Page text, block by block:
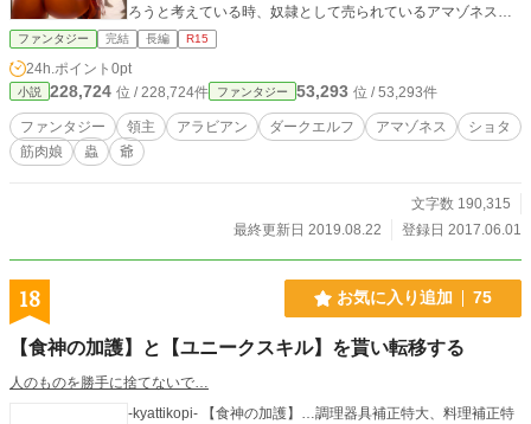
ろうと考えている時、奴隷として売られているアマゾネスの
ペルセネアを見つけて買い取るところから物語は始まりま
す。 男女比は７：３を目標にしております。 この話はダ
ークエルフの少年とアマゾネスの奴隷戦士の2人が交易都市エ
ルカバラードを舞台に活躍いたします。内容には蟲・奴隷・
略奪・拷問・虐殺など、非人道的、残虐なシーンが有ります
ので、苦手な方は読まれる際はご注意ください。
ファンタジー 完結 長編 R15
24h.ポイント 0pt
小説 228,724 位 / 228,724件 ファンタジー 53,293 位 / 53,293件
ファンタジー 領主 アラビアン ダークエルフ アマゾネス
ショタ
筋肉娘
蟲 爺
文字数 190,315
最終更新日 2019.08.22
登録日 2017.06.01
18 お気に入り追加 75
【食神の加護】と【ユニークスキル】を貰い転移する
人のものを勝手に捨てないで…
-kyattikopi- 【食神の加護】…調理器具補正特大、料理補正特